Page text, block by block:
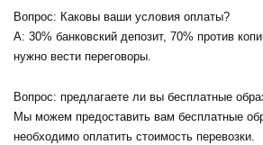
Вопрос: Каковы ваши условия оплаты?
A: 30% банковский депозит, 70% против
нужно вести переговоры.
Вопрос: предлагаете ли вы бесплатные
Мы можем предоставить вам бесплатные
необходимо оплатить стоимость перевозки.